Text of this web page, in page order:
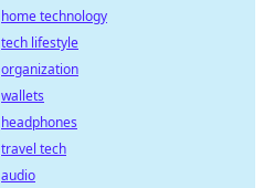
home technology
tech lifestyle
organization
wallets
headphones
travel tech
audio